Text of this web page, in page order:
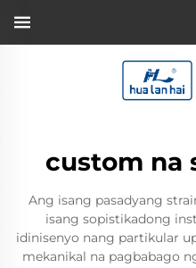
custom na
Ang isang pasadyang
isang sopistikadong
idinisenyo nang partikular
mekanikal na pagbabago